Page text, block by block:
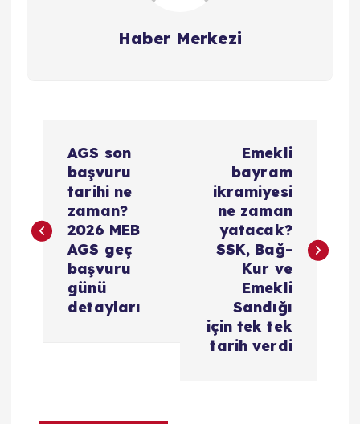
Haber Merkezi
z
AGS son
başvuru
tarihi ne
zaman?
2026 MEB
AGS geç
başvuru
günü
detayları
Emekli
bayram
ikramiyesi
ne zaman
yatacak?
SSK, Bağ-
Kur ve
Emekli
Sandığı
için tek tek
tarih verdi